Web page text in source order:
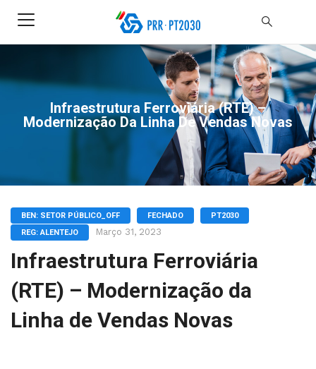
Infraestrutura Ferroviária (RTE) –
Modernização Da Linha De Vendas Novas
BEN: SETOR PÚBLICO_OFF FECHADO
PT2030
REG: ALENTEJO
Março 31, 2023
Infraestrutura Ferroviária
(RTE) – Modernização da
Linha de Vendas Novas